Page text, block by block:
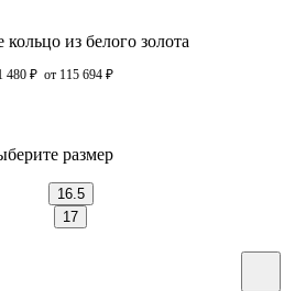
кольцо из белого золота
480 ₽ от 115 694 ₽
размер
16.5
17